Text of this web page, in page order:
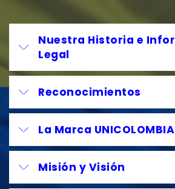
Nuestra Historia e
Legal
Reconocimientos
La Marca
Misión y Visión